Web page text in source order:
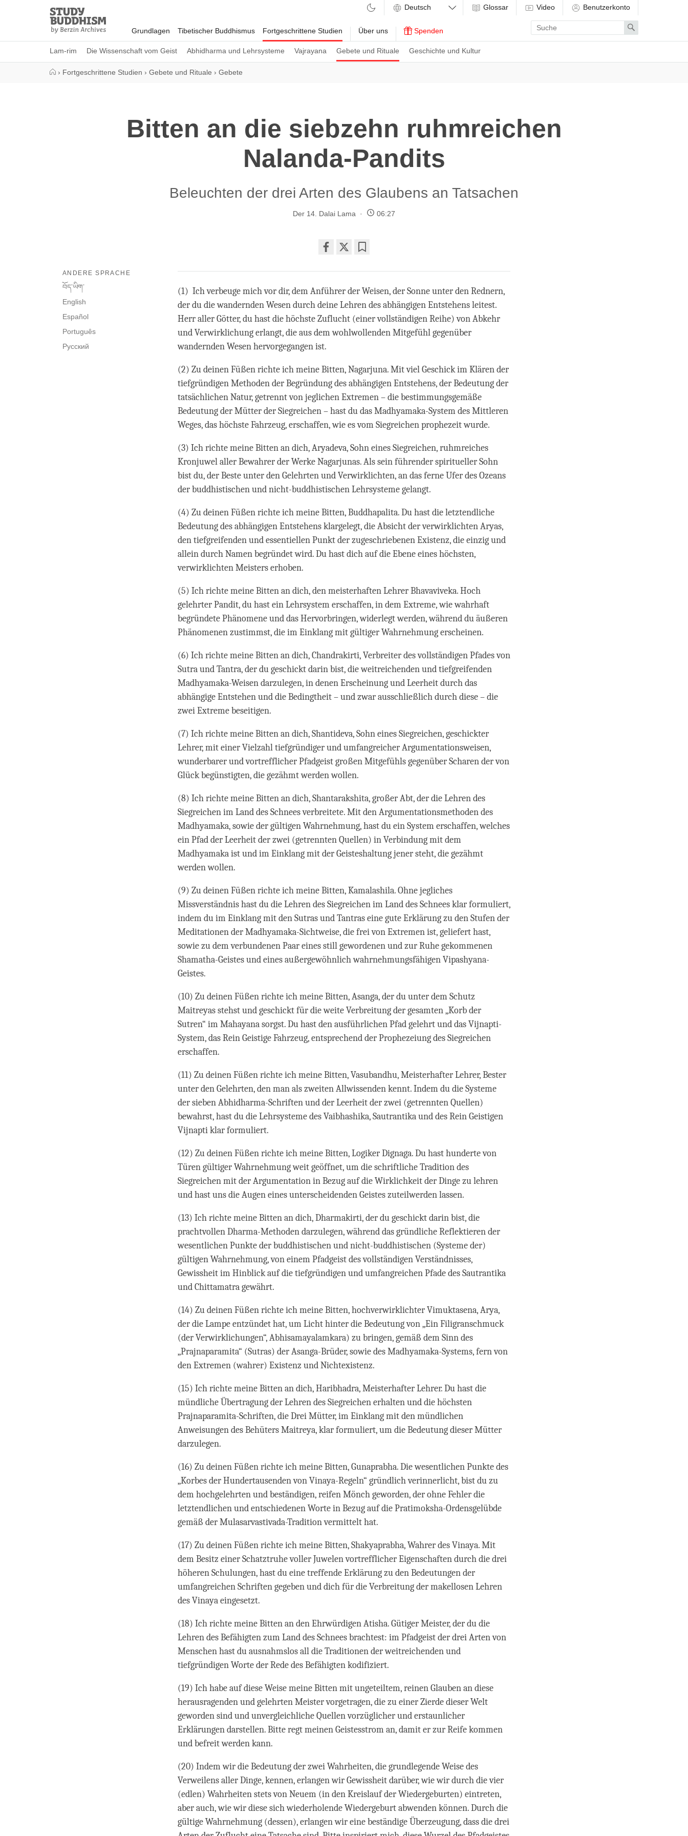
Study
Buddhism
Home
Grundlagen Tibetischer Buddhismus Fortgeschrittene Studien
Lam-rim Die Wissenschaft vom Geist Abhidharma und Lehrsysteme Vajrayana Gebete und Rituale Geschichte und Kultur
Über uns Spenden
Glossar Video Benutzerkonto
Enter
search
term
Search
› Fortgeschrittene Studien › Gebete und Rituale › Gebete
Bitten an die siebzehn ruhmreichen
Nalanda-Pandits
Beleuchten der drei Arten des Glaubens an Tatsachen
Der 14. Dalai Lama 06:27
on
facebook
ANDERE SPRACHE
བོད་ཡིག་
English
Español
Português
Русский
(1) Ich verbeuge mich vor dir, dem Anführer der Weisen, der Sonne unter den Rednern,
der du die wandernden Wesen durch deine Lehren des abhängigen Entstehens leitest.
Herr aller Götter, du hast die höchste Zuflucht (einer vollständigen Reihe) von Abkehr
und Verwirklichung erlangt, die aus dem wohlwollenden Mitgefühl gegenüber
wandernden Wesen hervorgegangen ist.
(2) Zu deinen Füßen richte ich meine Bitten, Nagarjuna. Mit viel Geschick im Klären der
tiefgründigen Methoden der Begründung des abhängigen Entstehens, der Bedeutung der
tatsächlichen Natur, getrennt von jeglichen Extremen – die bestimmungsgemäße
Bedeutung der Mütter der Siegreichen – hast du das Madhyamaka-System des Mittleren
Weges, das höchste Fahrzeug, erschaffen, wie es vom Siegreichen prophezeit wurde.
(3) Ich richte meine Bitten an dich, Aryadeva, Sohn eines Siegreichen, ruhmreiches
Kronjuwel aller Bewahrer der Werke Nagarjunas. Als sein führender spiritueller Sohn
bist du, der Beste unter den Gelehrten und Verwirklichten, an das ferne Ufer des Ozeans
der buddhistischen und nicht-buddhistischen Lehrsysteme gelangt.
(4) Zu deinen Füßen richte ich meine Bitten, Buddhapalita. Du hast die letztendliche
Bedeutung des abhängigen Entstehens klargelegt, die Absicht der verwirklichten Aryas,
den tiefgreifenden und essentiellen Punkt der zugeschriebenen Existenz, die einzig und
allein durch Namen begründet wird. Du hast dich auf die Ebene eines höchsten,
verwirklichten Meisters erhoben.
(5) Ich richte meine Bitten an dich, den meisterhaften Lehrer Bhavaviveka. Hoch
gelehrter Pandit, du hast ein Lehrsystem erschaffen, in dem Extreme, wie wahrhaft
begründete Phänomene und das Hervorbringen, widerlegt werden, während du äußeren
Phänomenen zustimmst, die im Einklang mit gültiger Wahrnehmung erscheinen.
(6) Ich richte meine Bitten an dich, Chandrakirti, Verbreiter des vollständigen Pfades von
Sutra und Tantra, der du geschickt darin bist, die weitreichenden und tiefgreifenden
Madhyamaka-Weisen darzulegen, in denen Erscheinung und Leerheit durch das
abhängige Entstehen und die Bedingtheit – und zwar ausschließlich durch diese – die
zwei Extreme beseitigen.
(7) Ich richte meine Bitten an dich, Shantideva, Sohn eines Siegreichen, geschickter
Lehrer, mit einer Vielzahl tiefgründiger und umfangreicher Argumentationsweisen,
wunderbarer und vortrefflicher Pfadgeist großen Mitgefühls gegenüber Scharen der von
Glück begünstigten, die gezähmt werden wollen.
(8) Ich richte meine Bitten an dich, Shantarakshita, großer Abt, der die Lehren des
Siegreichen im Land des Schnees verbreitete. Mit den Argumentationsmethoden des
Madhyamaka, sowie der gültigen Wahrnehmung, hast du ein System erschaffen, welches
ein Pfad der Leerheit der zwei (getrennten Quellen) in Verbindung mit dem
Madhyamaka ist und im Einklang mit der Geisteshaltung jener steht, die gezähmt
werden wollen.
(9) Zu deinen Füßen richte ich meine Bitten, Kamalashila. Ohne jegliches
Missverständnis hast du die Lehren des Siegreichen im Land des Schnees klar formuliert,
indem du im Einklang mit den Sutras und Tantras eine gute Erklärung zu den Stufen der
Meditationen der Madhyamaka-Sichtweise, die frei von Extremen ist, geliefert hast,
sowie zu dem verbundenen Paar eines still gewordenen und zur Ruhe gekommenen
Shamatha-Geistes und eines außergewöhnlich wahrnehmungsfähigen Vipashyana-
Geistes.
(10) Zu deinen Füßen richte ich meine Bitten, Asanga, der du unter dem Schutz
Maitreyas stehst und geschickt für die weite Verbreitung der gesamten „Korb der
Sutren“ im Mahayana sorgst. Du hast den ausführlichen Pfad gelehrt und das Vijnapti-
System, das Rein Geistige Fahrzeug, entsprechend der Prophezeiung des Siegreichen
erschaffen.
(11) Zu deinen Füßen richte ich meine Bitten, Vasubandhu, Meisterhafter Lehrer, Bester
unter den Gelehrten, den man als zweiten Allwissenden kennt. Indem du die Systeme
der sieben Abhidharma-Schriften und der Leerheit der zwei (getrennten Quellen)
bewahrst, hast du die Lehrsysteme des Vaibhashika, Sautrantika und des Rein Geistigen
Vijnapti klar formuliert.
(12) Zu deinen Füßen richte ich meine Bitten, Logiker Dignaga. Du hast hunderte von
Türen gültiger Wahrnehmung weit geöffnet, um die schriftliche Tradition des
Siegreichen mit der Argumentation in Bezug auf die Wirklichkeit der Dinge zu lehren
und hast uns die Augen eines unterscheidenden Geistes zuteilwerden lassen.
(13) Ich richte meine Bitten an dich, Dharmakirti, der du geschickt darin bist, die
prachtvollen Dharma-Methoden darzulegen, während das gründliche Reflektieren der
wesentlichen Punkte der buddhistischen und nicht-buddhistischen (Systeme der)
gültigen Wahrnehmung, von einem Pfadgeist des vollständigen Verständnisses,
Gewissheit im Hinblick auf die tiefgründigen und umfangreichen Pfade des Sautrantika
und Chittamatra gewährt.
(14) Zu deinen Füßen richte ich meine Bitten, hochverwirklichter Vimuktasena, Arya,
der die Lampe entzündet hat, um Licht hinter die Bedeutung von „Ein Filigranschmuck
(der Verwirklichungen“, Abhisamayalamkara) zu bringen, gemäß dem Sinn des
„Prajnaparamita“ (Sutras) der Asanga-Brüder, sowie des Madhyamaka-Systems, fern von
den Extremen (wahrer) Existenz und Nichtexistenz.
(15) Ich richte meine Bitten an dich, Haribhadra, Meisterhafter Lehrer. Du hast die
mündliche Übertragung der Lehren des Siegreichen erhalten und die höchsten
Prajnaparamita-Schriften, die Drei Mütter, im Einklang mit den mündlichen
Anweisungen des Behüters Maitreya, klar formuliert, um die Bedeutung dieser Mütter
darzulegen.
(16) Zu deinen Füßen richte ich meine Bitten, Gunaprabha. Die wesentlichen Punkte des
„Korbes der Hundertausenden von Vinaya-Regeln“ gründlich verinnerlicht, bist du zu
dem hochgelehrten und beständigen, reifen Mönch geworden, der ohne Fehler die
letztendlichen und entschiedenen Worte in Bezug auf die Pratimoksha-Ordensgelübde
gemäß der Mulasarvastivada-Tradition vermittelt hat.
(17) Zu deinen Füßen richte ich meine Bitten, Shakyaprabha, Wahrer des Vinaya. Mit
dem Besitz einer Schatztruhe voller Juwelen vortrefflicher Eigenschaften durch die drei
höheren Schulungen, hast du eine treffende Erklärung zu den Bedeutungen der
umfangreichen Schriften gegeben und dich für die Verbreitung der makellosen Lehren
des Vinaya eingesetzt.
(18) Ich richte meine Bitten an den Ehrwürdigen Atisha. Gütiger Meister, der du die
Lehren des Befähigten zum Land des Schnees brachtest: im Pfadgeist der drei Arten von
Menschen hast du ausnahmslos all die Traditionen der weitreichenden und
tiefgründigen Worte der Rede des Befähigten kodifiziert.
(19) Ich habe auf diese Weise meine Bitten mit ungeteiltem, reinen Glauben an diese
herausragenden und gelehrten Meister vorgetragen, die zu einer Zierde dieser Welt
geworden sind und unvergleichliche Quellen vorzüglicher und erstaunlicher
Erklärungen darstellen. Bitte regt meinen Geistesstrom an, damit er zur Reife kommen
und befreit werden kann.
(20) Indem wir die Bedeutung der zwei Wahrheiten, die grundlegende Weise des
Verweilens aller Dinge, kennen, erlangen wir Gewissheit darüber, wie wir durch die vier
(edlen) Wahrheiten stets von Neuem (in den Kreislauf der Wiedergeburten) eintreten,
aber auch, wie wir diese sich wiederholende Wiedergeburt abwenden können. Durch die
gültige Wahrnehmung (dessen), erlangen wir eine beständige Überzeugung, dass die drei